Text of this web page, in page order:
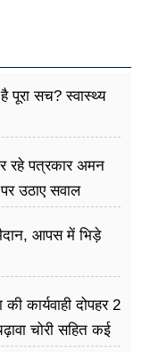
पूरा सच? स्वास्थ्य
रहे पत्रकार अमन
उठाए सवाल
आपस में भिड़े
कार्यवाही दोपहर 2
चोरी सहित कई